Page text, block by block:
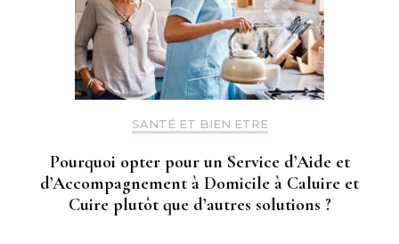
SANTÉ ET BIEN ETRE
Pourquoi opter pour un Service d’Aide et
d’Accompagnement à Domicile à Caluire et
Cuire plutôt que d’autres solutions ?